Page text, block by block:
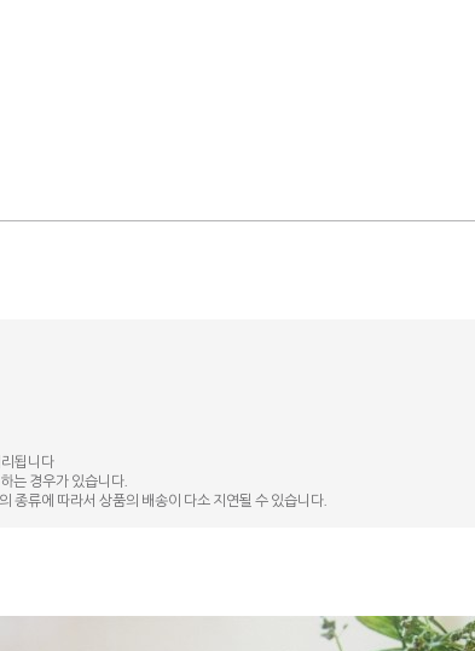
됩니다
는 경우가 있습니다.
종류에 따라서 상품의 배송이 다소 지연될 수 있습니다.